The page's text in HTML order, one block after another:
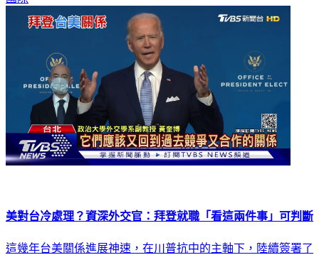
美對台冷處理？資深外交官：拜登就職「看這兩件事」可判斷
這幾年台美關係進展神速，在川普抗中的主軸下，陸續簽署了